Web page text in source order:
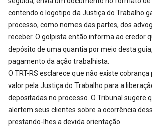
contendo o logotipo da Justiça do Trabalho
processo, como nomes das partes, dos
receber. O golpista então informa ao credor
depósito de uma quantia por meio desta
pagamento da ação trabalhista.
O TRT-RS esclarece que não existe
valor pela Justiça do Trabalho para a
depositadas no processo. O Tribunal sugere
alertem seus clientes sobre a ocorrência
prestando-lhes a devida orientação.